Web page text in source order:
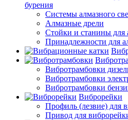
бурения
Системы алмазного
Алмазные дрели
Стойки и станины для
Принадлежности для
Вибротрамбовки
Вибротрамбовки
Вибротрамбовки
Виброрейки
Профиль (лезвие) для
Привод для